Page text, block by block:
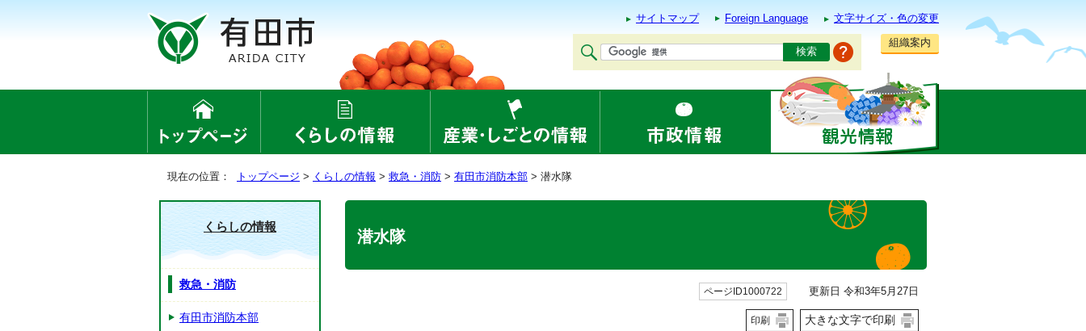
サイトマップ Foreign Language
文字サイズ・色の変更
組織案内
現在の位置： トップページ > くらしの情報 > 救急・消防 > 有田市消防本部 > 潜水隊
潜水隊
ページID1000722 更新日 令和3年5月27日
印刷 大きな文字で印刷
くらしの情報
救急・消防
有田市消防本部